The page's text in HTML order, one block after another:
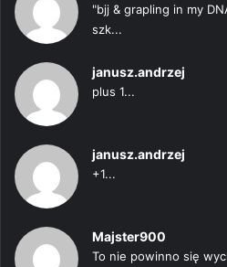
"bjj & grapling in my
szk...
janusz.andrzej
plus 1...
janusz.andrzej
+1...
Majster900
To nie powinno się